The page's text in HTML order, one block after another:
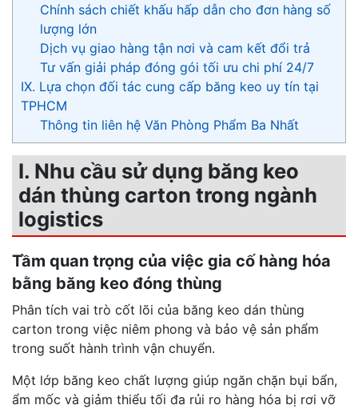
Chính sách chiết khấu hấp dẫn cho đơn hàng số
lượng lớn
Dịch vụ giao hàng tận nơi và cam kết đổi trả
Tư vấn giải pháp đóng gói tối ưu chi phí 24/7
IX. Lựa chọn đối tác cung cấp băng keo uy tín tại
TPHCM
Thông tin liên hệ Văn Phòng Phẩm Ba Nhất
I. Nhu cầu sử dụng băng keo
dán thùng carton trong ngành
logistics
Tầm quan trọng của việc gia cố hàng hóa
bằng băng keo đóng thùng
Phân tích vai trò cốt lõi của băng keo dán thùng
carton trong việc niêm phong và bảo vệ sản phẩm
trong suốt hành trình vận chuyển.
Một lớp băng keo chất lượng giúp ngăn chặn bụi bẩn,
ẩm mốc và giảm thiểu tối đa rủi ro hàng hóa bị rơi vỡ